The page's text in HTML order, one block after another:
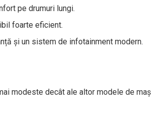
pe drumuri lungi.
foarte eficient.
și un sistem de infotainment modern.
modeste decât ale altor modele de